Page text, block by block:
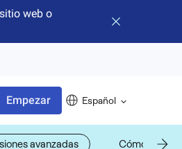
web o
Cerrar banner
Empezar Español
avanzadas Cómo utilizar